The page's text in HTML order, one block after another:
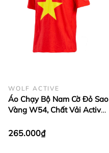
WOLF ACTIVE
Áo Chạy Bộ Nam Cờ Đỏ Sao
Vàng W54, Chất Vải Active
Giãn 4 Chiều
265.000₫